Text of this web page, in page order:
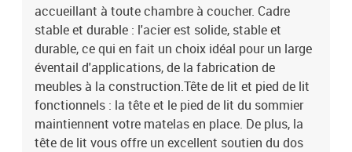
accueillant à toute chambre à coucher. Cadre
stable et durable : l'acier est solide, stable et
durable, ce qui en fait un choix idéal pour un large
éventail d'applications, de la fabrication de
meubles à la construction.Tête de lit et pied de lit
fonctionnels : la tête et le pied de lit du sommier
maintiennent votre matelas en place. De plus, la
tête de lit vous offre un excellent soutien du dos